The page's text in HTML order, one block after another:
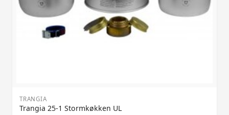
TRANGIA
Trangia 25-1 Stormkøkken UL